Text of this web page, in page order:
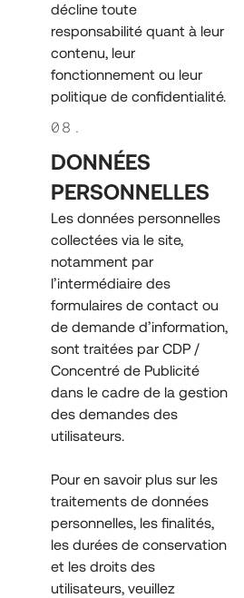
décline toute
responsabilité quant à leur
contenu, leur
fonctionnement ou leur
politique de confidentialité.
08.
DONNÉES
PERSONNELLES
Les données personnelles
collectées via le site,
notamment par
l’intermédiaire des
formulaires de contact ou
de demande d’information,
sont traitées par CDP /
Concentré de Publicité
dans le cadre de la gestion
des demandes des
utilisateurs.
Pour en savoir plus sur les
traitements de données
personnelles, les finalités,
les durées de conservation
et les droits des
utilisateurs, veuillez